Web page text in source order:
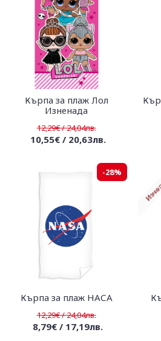
Кърпа за плаж Лол
Изненада
12,29€ / 24,04лв.
10,55€ / 20,63лв.
-28%
Кърпа за плаж НАСА
12,29€ / 24,04лв.
8,79€ / 17,19лв.